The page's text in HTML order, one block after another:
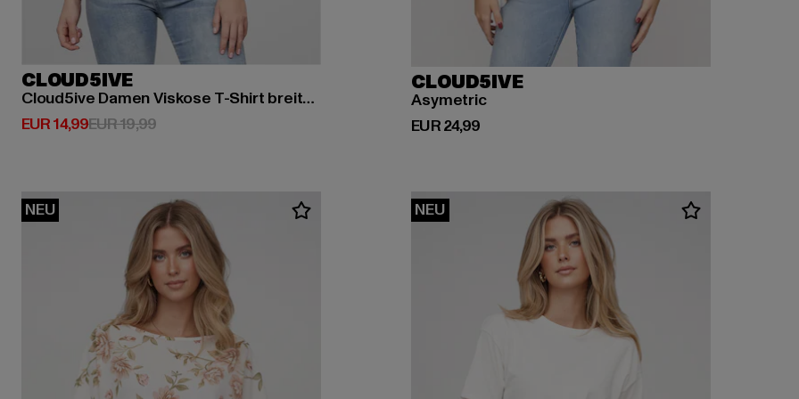
CLOUD5IVE
Cloud5ive Damen Viskose T-Shirt breiter Bund & offene Schulter
EUR 14,99
Derzeitiger Preis: EUR 14,99
EUR 19,99Aktionspreis: EUR 19,99
CLOUD5IVE
Asymetric
EUR 24,99
Derzeitiger Preis: EUR 24,99
NEU NEU